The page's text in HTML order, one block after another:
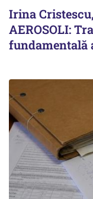
Irina
AEROSOLI:
fundamentală